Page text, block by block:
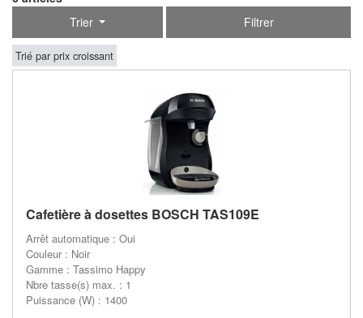
Trier
Filtrer
Trié par prix croissant
Cafetière à dosettes BOSCH TAS109E
Arrêt automatique : Oui
Couleur : Noir
Gamme : Tassimo Happy
Nbre tasse(s) max. : 1
Puissance (W) : 1400